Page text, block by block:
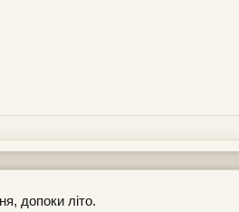
допоки літо.